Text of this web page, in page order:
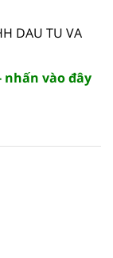
DAU TU VA
nhấn vào đây